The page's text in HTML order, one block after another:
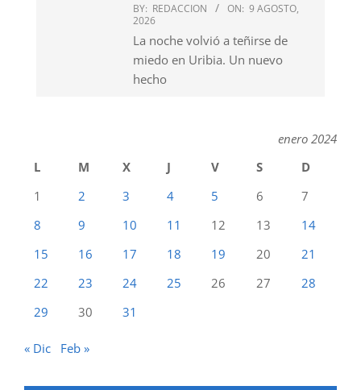
BY: REDACCION ON: 9 AGOSTO,
2026
La noche volvió a teñirse de
miedo en Uribia. Un nuevo
hecho
enero 2024
L
M X J V S
D
1
2 3 4 5 6
7
8
9 10 11 12 13
14
15
16 17 18 19 20
21
22
23 24 25 26 27
28
29
30 31
« Dic Feb »